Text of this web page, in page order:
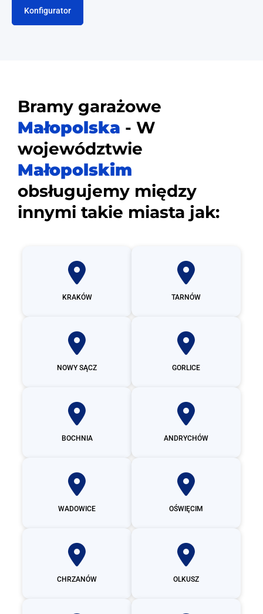
Konfigurator
Bramy garażowe
Małopolska - W
województwie
Małopolskim
obsługujemy między
innymi takie miasta jak:
KRAKÓW TARNÓW
NOWY SĄCZ GORLICE
BOCHNIA ANDRYCHÓW
WADOWICE OŚWIĘCIM
CHRZANÓW OLKUSZ